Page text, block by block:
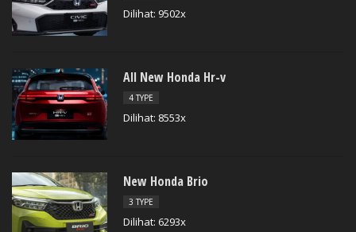
Dilihat: 9502x
All New Honda Hr-v
4 TYPE
Dilihat: 8553x
New Honda Brio
3 TYPE
Dilihat: 6293x